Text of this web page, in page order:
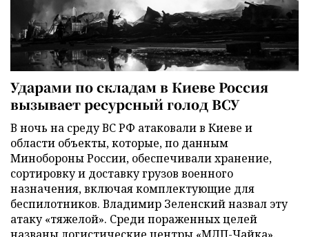
Ударами по складам в Киеве Россия
вызывает ресурсный голод ВСУ
В ночь на среду ВС РФ атаковали в Киеве и
области объекты, которые, по данным
Минобороны России, обеспечивали хранение,
сортировку и доставку грузов военного
назначения, включая комплектующие для
беспилотников. Владимир Зеленский назвал эту
атаку «тяжелой». Среди пораженных целей